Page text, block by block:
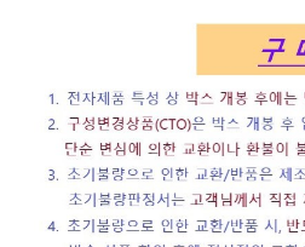
회원가입 주문하기